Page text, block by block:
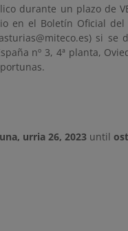
durante un plazo de
en el Boletín Oficial
si se
nº 3, 4ª planta,
urria 26, 2023 until